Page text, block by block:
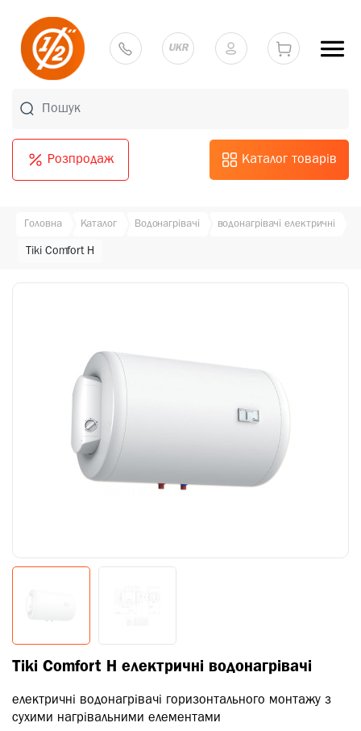
Розпродаж Каталог товарів
UKR
Головна Каталог Водонагрівачі водонагрівачі електричні
Tiki Comfort H
Tiki Comfort H електричні водонагрівачі
електричні водонагрівачі горизонтального монтажу з
сухими нагрівальними елементами